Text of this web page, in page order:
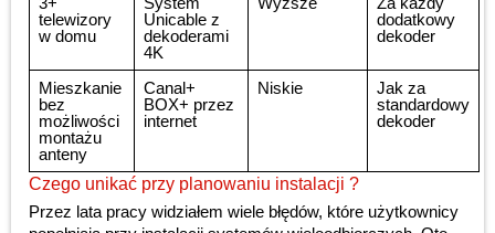
telewizory
w domu
Unicable z
dekoderami
4K
dodatkowy
dekoder
Mieszkanie
bez
możliwości
montażu
anteny
Canal+
BOX+ przez
internet
Niskie
Jak za
standardowy
dekoder
Czego unikać przy planowaniu instalacji ?
Przez lata pracy widziałem wiele błędów, które użytkownicy